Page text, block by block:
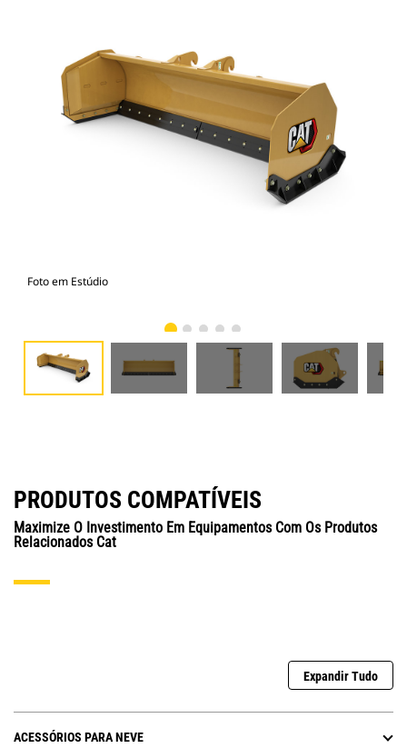
Foto em Estúdio
PRODUTOS COMPATÍVEIS
Maximize O Investimento Em Equipamentos Com Os Produtos
Relacionados Cat
Expandir Tudo
ACESSÓRIOS PARA NEVE